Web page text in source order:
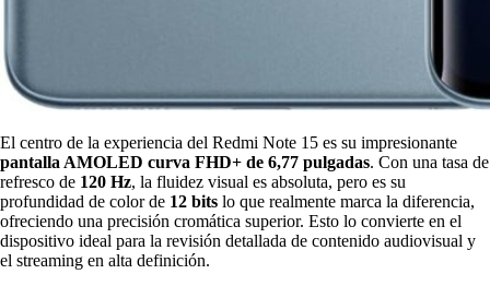
El centro de la experiencia del Redmi Note 15 es su impresionante
pantalla AMOLED curva FHD+ de 6,77 pulgadas. Con una tasa de
refresco de 120 Hz, la fluidez visual es absoluta, pero es su
profundidad de color de 12 bits lo que realmente marca la diferencia,
ofreciendo una precisión cromática superior. Esto lo convierte en el
dispositivo ideal para la revisión detallada de contenido audiovisual y
el streaming en alta definición.